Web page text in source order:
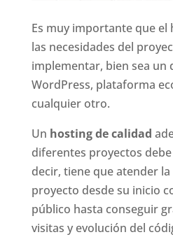
Es muy importante que el
las necesidades del
implementar, bien sea un
WordPress, plataforma
cualquier otro.
Un hosting de calidad
diferentes proyectos debe
decir, tiene que atender
proyecto desde su inicio
público hasta conseguir
visitas y evolución del